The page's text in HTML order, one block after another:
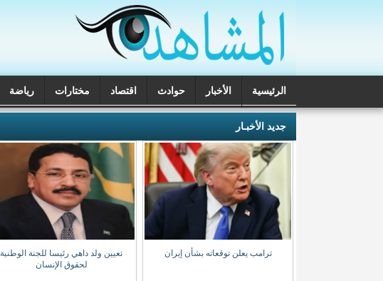
الرئيسية الأخبار حوادث اقتصاد مختارات رياضة
تحقيقات
جديد الأخبـار
ترامب يعلن توقعاته بشأن إيران
تعيين ولد داهي رئيسا للجنة الوطنية
لحقوق الإنسان